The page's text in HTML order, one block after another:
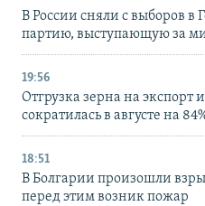
В России сняли с выборов в
партию, выступающую за
19:56
Отгрузка зерна на экспорт
сократилась в августе на
18:51
В Болгарии произошли
перед этим возник пожар